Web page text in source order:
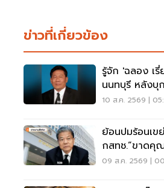
ข่าวที่เกี่ยวข้อง
รู้จัก 'ฉลอง เ
นนทบุรี หลังบุ
อบจ.นนทบุรี เสี
10 ส.ค. 2569 |
ย้อนปมร้อนเข
กสทช.”ขาดคุ
ฟ้อง
09 ส.ค. 2569 |